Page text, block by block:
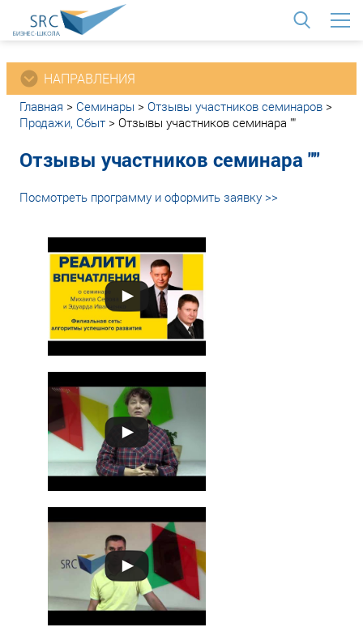
НАПРАВЛЕНИЯ
Главная > Семинары > Отзывы участников семинаров >
Продажи, Сбыт > Отзывы участников семинара ""
Отзывы участников семинара ""
Посмотреть программу и оформить заявку >>